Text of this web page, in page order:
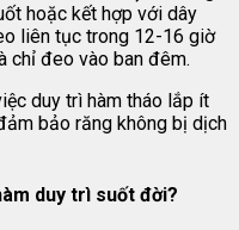
hoặc kết hợp với dây
liên tục trong 12-16 giờ
chỉ đeo vào ban đêm.
duy trì hàm tháo lắp ít
bảo răng không bị dịch
duy trì suốt đời?